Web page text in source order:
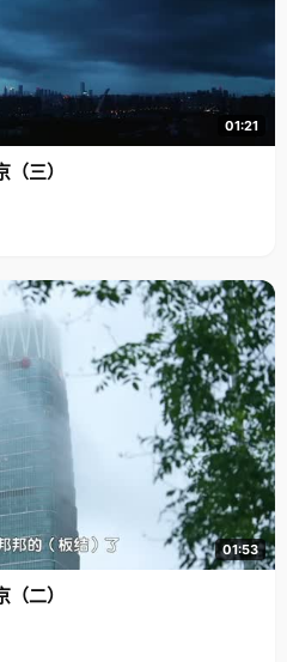
01:21
三）
01:53
二）